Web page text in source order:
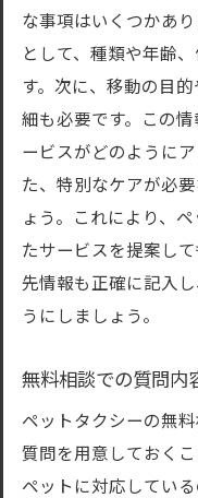
な事項はいくつかあ
として、種類や年齢
す。次に、移動の目
細も必要です。この
ービスがどのように
た、特別なケアが必
ょう。これにより、
たサービスを提案し
先情報も正確に記入
うにしましょう。
無料相談での質問内
ペットタクシーの無
質問を用意しておく
ペットに対応してい